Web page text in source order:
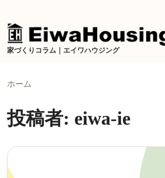
家づくりコラム｜エイワハウジング
ホーム
投稿者: eiwa-ie